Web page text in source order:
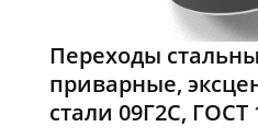
Переходы
приварные,
стали 09Г2С, ГОСТ